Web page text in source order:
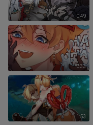
0:49
0:33
1:53